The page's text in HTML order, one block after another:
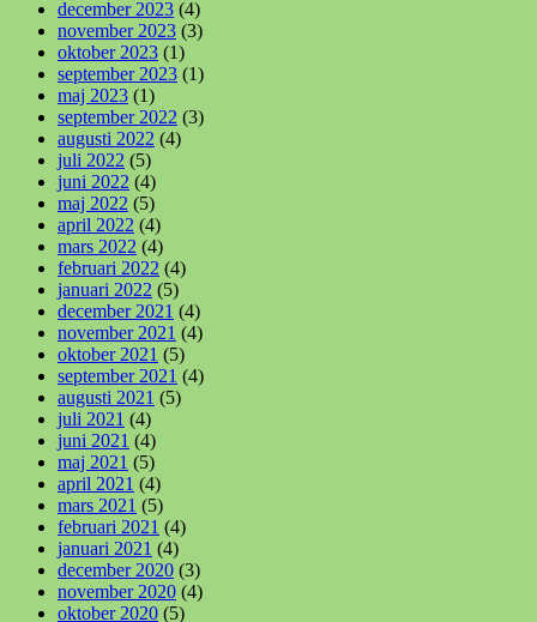
december 2023 (4)
november 2023 (3)
oktober 2023 (1)
september 2023 (1)
maj 2023 (1)
september 2022 (3)
augusti 2022 (4)
juli 2022 (5)
juni 2022 (4)
maj 2022 (5)
april 2022 (4)
mars 2022 (4)
februari 2022 (4)
januari 2022 (5)
december 2021 (4)
november 2021 (4)
oktober 2021 (5)
september 2021 (4)
augusti 2021 (5)
juli 2021 (4)
juni 2021 (4)
maj 2021 (5)
april 2021 (4)
mars 2021 (5)
februari 2021 (4)
januari 2021 (4)
december 2020 (3)
november 2020 (4)
oktober 2020 (5)